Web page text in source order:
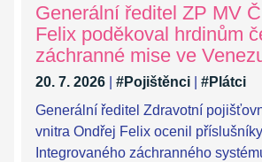
Generální ředitel ZP MV
Felix poděkoval hrdinům
záchranné mise ve
20. 7. 2026 #Pojištěnci
#Plátci
Generální ředitel Zdravotní
vnitra Ondřej Felix ocenil
Integrovaného záchranného